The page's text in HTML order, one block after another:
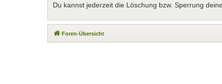
Du kannst jederzeit die Löschung bzw. Sperrung
Foren-Übersicht